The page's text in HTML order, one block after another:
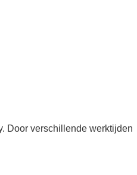
Door verschillende werktijden